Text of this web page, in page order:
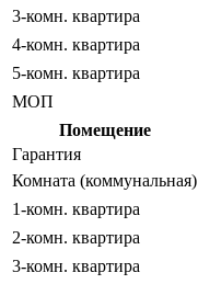
3-комн. квартира
4-комн. квартира
5-комн. квартира
МОП
Помещение
Гарантия
Комната (коммунальная)
1-комн. квартира
2-комн. квартира
3-комн. квартира